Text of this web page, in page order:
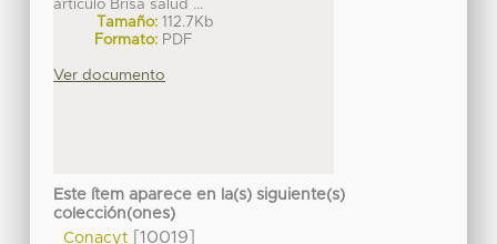
articulo Brisa salud ...
Tamaño: 112.7Kb
Formato: PDF
Ver documento
Este ítem aparece en la(s) siguiente(s)
colección(ones)
Conacyt[10019]